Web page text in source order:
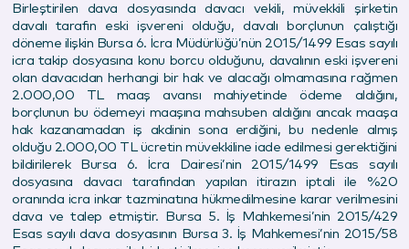
Birleştirilen dava dosyasında davacı vekili, müvekkili şirketin
davalı tarafın eski işvereni olduğu, davalı borçlunun çalıştığı
döneme ilişkin Bursa 6. İcra Müdürlüğü’nün 2015/1499 Esas sayılı
icra takip dosyasına konu borcu olduğunu, davalının eski işvereni
olan davacıdan herhangi bir hak ve alacağı olmamasına rağmen
2.000,00 TL maaş avansı mahiyetinde ödeme aldığını,
borçlunun bu ödemeyi maaşına mahsuben aldığını ancak maaşa
hak kazanamadan iş akdinin sona erdiğini, bu nedenle almış
olduğu 2.000,00 TL ücretin müvekkiline iade edilmesi gerektiğini
bildirilerek Bursa 6. İcra Dairesi’nin 2015/1499 Esas sayılı
dosyasına davacı tarafından yapılan itirazın iptali ile %20
oranında icra inkar tazminatına hükmedilmesine karar verilmesini
dava ve talep etmiştir. Bursa 5. İş Mahkemesi’nin 2015/429
Esas sayılı dava dosyasının Bursa 3. İş Mahkemesi’nin 2015/58